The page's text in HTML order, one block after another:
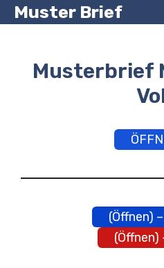
Zum
InhaltMuster Brief
Musterbrief
(Öffnen)
(Öffnen)